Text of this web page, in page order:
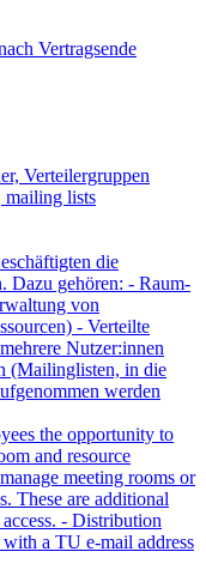
Vertragsende
Verteilergruppen
mailing lists
die
Dazu gehören: - Raum-
von
- Verteilte
Nutzer:innen
(Mailinglisten, in die
werden
the opportunity to
and resource
meeting rooms or
These are additional
- Distribution
a TU e-mail address